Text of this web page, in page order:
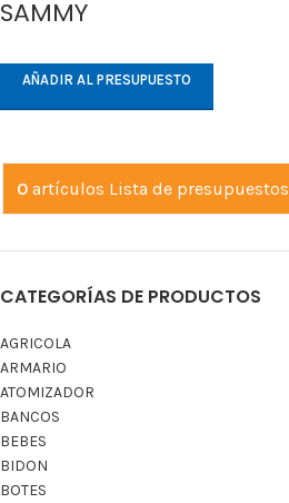
0 artículos Lista de presupuestos
CATEGORÍAS DE PRODUCTOS
AGRICOLA
ARMARIO
ATOMIZADOR
BANCOS
BEBES
BIDON
BOTES
SAMMY
AÑADIR AL PRESUPUESTO